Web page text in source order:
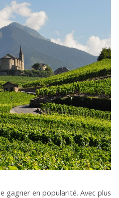
gagner en popularité. Avec plus